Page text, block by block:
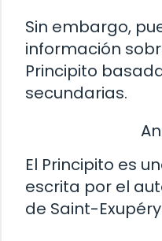
Sin embargo,
información
Principito
secundarias.
El Principito es
escrita por el
de Saint-